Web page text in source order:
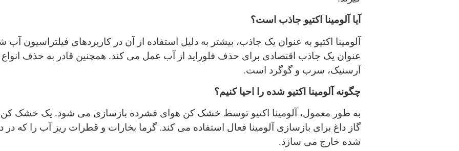
آیا آلومینا اکتیو جاذب است؟
آلومینا اکتیو به عنوان یک جاذب، بیشتر به دلیل استفاده از آن در کاربردهای فیلتراسیون
عنوان یک جاذب اقتصادی برای حذف فلوراید از آب عمل می کند. همچنین قادر به حذف انواع
آرسنیک، سرب و گوگرد است.
چگونه آلومینا اکتیو شده را احیا کنیم؟
به طور معمول، آلومینا اکتیو توسط خشک کن هوای فشرده بازسازی می شود. یک خشک کن
گاز داغ برای بازسازی آلومینا فعال استفاده می کند. گرما بخارات و قطرات ریز آب را که در
شده خارج می سازد.